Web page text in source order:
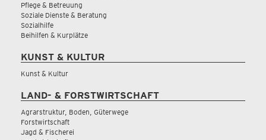
Pflege & Betreuung
Soziale Dienste & Beratung
Sozialhilfe
Beihilfen & Kurplätze
KUNST & KULTUR
Kunst & Kultur
LAND- & FORSTWIRTSCHAFT
Agrarstruktur, Boden, Güterwege
Forstwirtschaft
Jagd & Fischerei